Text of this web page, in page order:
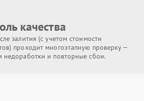
качества
залития (с учетом стоимости
проходит многоэтапную проверку —
недоработки и повторные сбои.